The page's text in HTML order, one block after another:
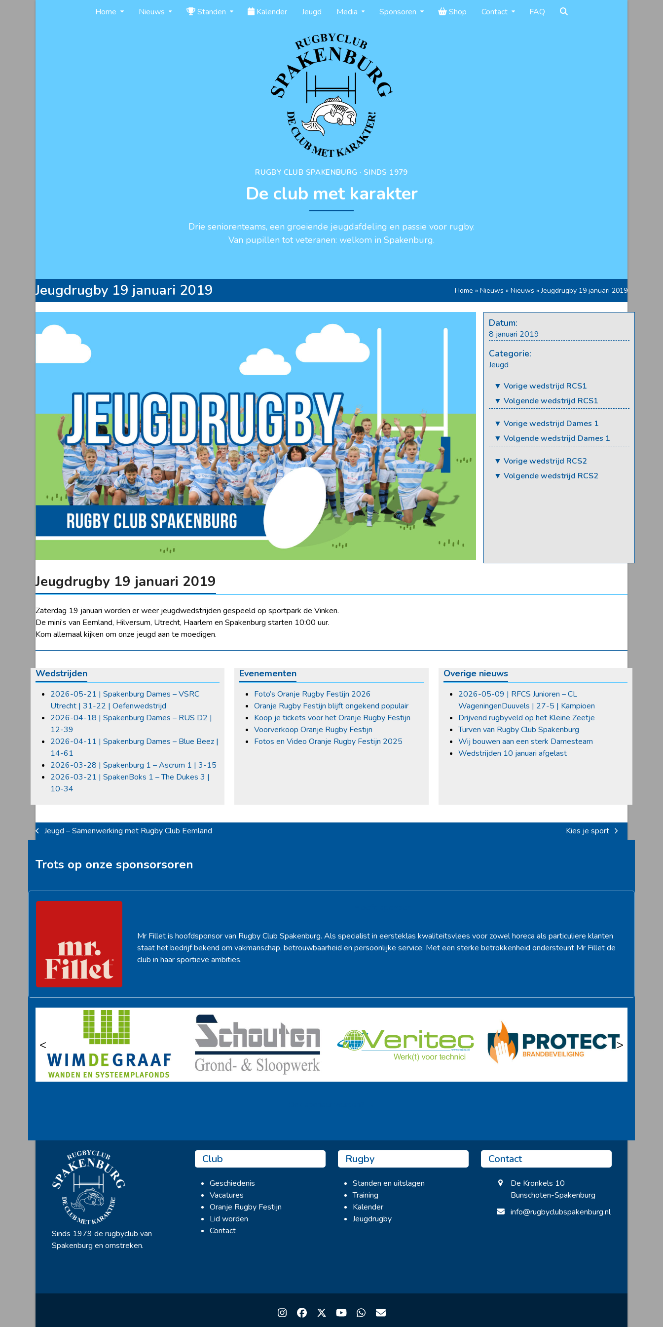
Home Nieuws Standen Kalender Jeugd Media Sponsoren Shop Contact FAQ
RUGBY CLUB SPAKENBURG · SINDS 1979
De club met karakter
Drie seniorenteams, een groeiende jeugdafdeling en passie voor rugby.
Van pupillen tot veteranen: welkom in Spakenburg.
Jeugdrugby 19 januari 2019 Home » Nieuws » Nieuws »Jeugdrugby 19 januari 2019
Datum:
8 januari 2019
Categorie:
Jeugd
▼ Vorige wedstrijd RCS1
▼ Volgende wedstrijd RCS1
▼ Vorige wedstrijd Dames 1
▼ Volgende wedstrijd Dames 1
▼ Vorige wedstrijd RCS2
▼ Volgende wedstrijd RCS2
Jeugdrugby 19 januari 2019
Zaterdag 19 januari worden er weer jeugdwedstrijden gespeeld op sportpark de Vinken.
De mini’s van Eemland, Hilversum, Utrecht, Haarlem en Spakenburg starten 10:00 uur.
Kom allemaal kijken om onze jeugd aan te moedigen.
Wedstrijden
2026-05-21 | Spakenburg Dames – VSRC
Utrecht | 31-22 | Oefenwedstrijd
2026-04-18 | Spakenburg Dames – RUS D2 |
12-39
2026-04-11 | Spakenburg Dames – Blue Beez |
14-61
2026-03-28 | Spakenburg 1 – Ascrum 1 | 3-15
2026-03-21 | SpakenBoks 1 – The Dukes 3 |
10-34
Evenementen
Foto’s Oranje Rugby Festijn 2026
Oranje Rugby Festijn blijft ongekend populair
Koop je tickets voor het Oranje Rugby Festijn
Voorverkoop Oranje Rugby Festijn
Fotos en Video Oranje Rugby Festijn 2025
Overige nieuws
2026-05-09 | RFCS Junioren – CL
WageningenDuuvels | 27-5 | Kampioen
Drijvend rugbyveld op het Kleine Zeetje
Turven van Rugby Club Spakenburg
Wij bouwen aan een sterk Damesteam
Wedstrijden 10 januari afgelast
previous
Jeugd – Samenwerking met Rugby Club Eemland
next
Kies je sport
Trots op onze sponsorsoren
Mr Fillet is hoofdsponsor van Rugby Club Spakenburg. Als specialist in eersteklas kwaliteitsvlees voor zowel horeca als particuliere klanten
staat het bedrijf bekend om vakmanschap, betrouwbaarheid en persoonlijke service. Met een sterke betrokkenheid ondersteunt Mr Fillet de
club in haar sportieve ambities.
< >
Sinds 1979 de rugbyclub van
Spakenburg en omstreken.
Club
Geschiedenis
Vacatures
Oranje Rugby Festijn
Lid worden
Contact
Rugby
Standen en uitslagen
Training
Kalender
Jeugdrugby
Contact
De Kronkels 10
Bunschoten-Spakenburg
info@rugbyclubspakenburg.nl
Instagram
Facebook
TwitterYouTubeWhatsapp
Email